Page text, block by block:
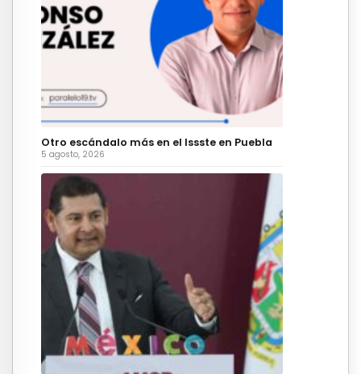
Otro escándalo más en el Issste en Puebla
5 agosto, 2026